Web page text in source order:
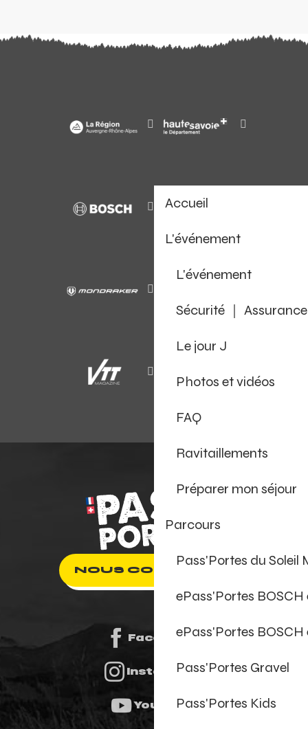
Accueil
L'événement
L'événement
Sécurité ｜ Assurance
Le jour J
Photos et vidéos
FAQ
Ravitaillements
Préparer mon séjour
Parcours
Pass'Portes du Soleil
ePass'Portes
ePass'Portes
Pass'Portes Gravel
Pass'Portes Kids
NOUS CONTACTER
Facebook
Instagram
Youtube